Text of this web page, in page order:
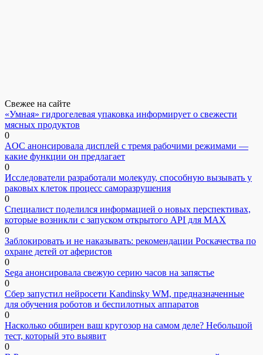
Свежее на сайте
«Умная» гидрогелевая упаковка информирует о свежести
мясных продуктов
0
AOC анонсировала дисплей с тремя рабочими режимами —
какие функции он предлагает
0
Исследователи разработали молекулу, способную вызывать у
раковых клеток процесс саморазрушения
0
Специалист поделился информацией о новых перспективах,
которые возникли с запуском открытого API для МАХ
0
Заблокировать и не наказывать: рекомендации Роскачества по
охране детей от аферистов
0
Sega анонсировала свежую серию часов на запястье
0
Сбер запустил нейросети Kandinsky WM, предназначенные
для обучения роботов и беспилотных аппаратов
0
Насколько обширен ваш кругозор на самом деле? Небольшой
тест, который это выявит
0